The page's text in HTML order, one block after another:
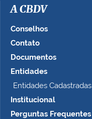
n
A CBDV
Conselhos
Contato
Documentos
Entidades
Entidades Cadastradas
Institucional
Perguntas Frequentes